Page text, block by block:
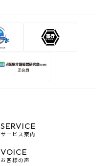
SERVICE
サービス案内
VOICE
お客様の声